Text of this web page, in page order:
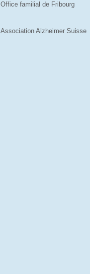
Office familial de Fribourg
Association Alzheimer Suisse